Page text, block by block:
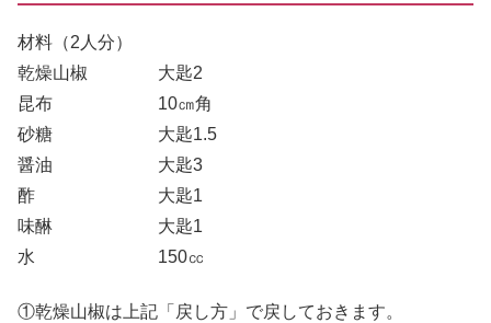
材料（2人分）
乾燥山椒 大匙2
昆布 10㎝角
砂糖 大匙1.5
醤油 大匙3
酢 大匙1
味醂 大匙1
水 150㏄
①乾燥山椒は上記「戻し方」で戻しておきます。